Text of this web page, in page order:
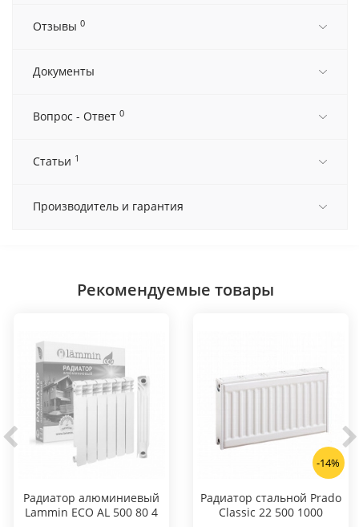
Отзывы 0
Документы
Вопрос - Ответ 0
Статьи 1
Производитель и гарантия
Рекомендуемые товары
Радиатор алюминиевый
Lammin ECO AL 500 80 4
-14%
Радиатор стальной Prado
Classic 22 500 1000